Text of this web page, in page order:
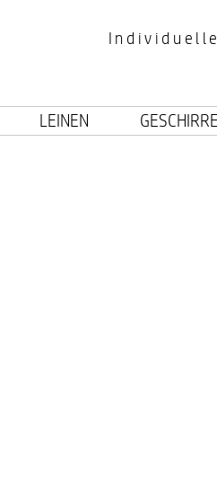
LEINEN GESCHIRRE